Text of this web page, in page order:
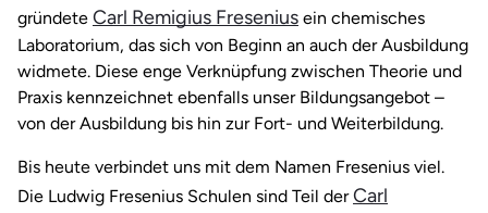
gründete Carl Remigius Fresenius ein chemisches
Laboratorium, das sich von Beginn an auch der Ausbildung
widmete. Diese enge Verknüpfung zwischen Theorie und
Praxis kennzeichnet ebenfalls unser Bildungsangebot –
von der Ausbildung bis hin zur Fort- und Weiterbildung.
Bis heute verbindet uns mit dem Namen Fresenius viel.
Die Ludwig Fresenius Schulen sind Teil derCarl